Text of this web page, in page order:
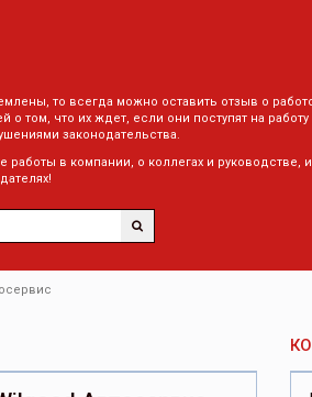
то всегда можно оставить отзыв о
о том, что их ждет, если они поступят на
законодательства.
работы в компании, о коллегах и руководстве,